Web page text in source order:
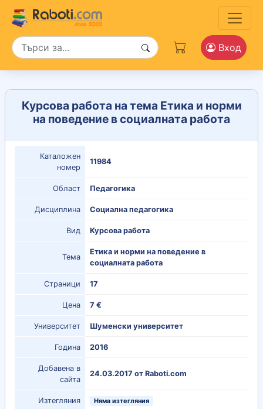
Вход
Курсова работа на тема Етика и норми
на поведение в социалната работа
Каталожен
номер
11984
Област Педагогика
Дисциплина Социална педагогика
Вид Курсова работа
Тема
Етика и норми на поведение в
социалната работа
Страници 17
Цена 7 €
Университет Шуменски университет
Година 2016
Добавена в
сайта
24.03.2017 от Raboti.com
Изтегляния Няма изтегляния